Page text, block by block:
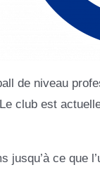
de niveau
club est
jusqu’à ce que